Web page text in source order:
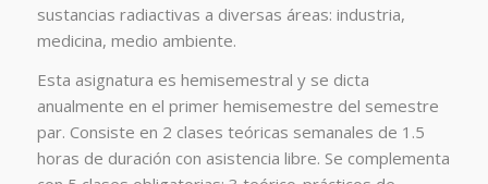
sustancias radiactivas a diversas áreas: industria,
medicina, medio ambiente.
Esta asignatura es hemisemestral y se dicta
anualmente en el primer hemisemestre del semestre
par. Consiste en 2 clases teóricas semanales de 1.5
horas de duración con asistencia libre. Se complementa